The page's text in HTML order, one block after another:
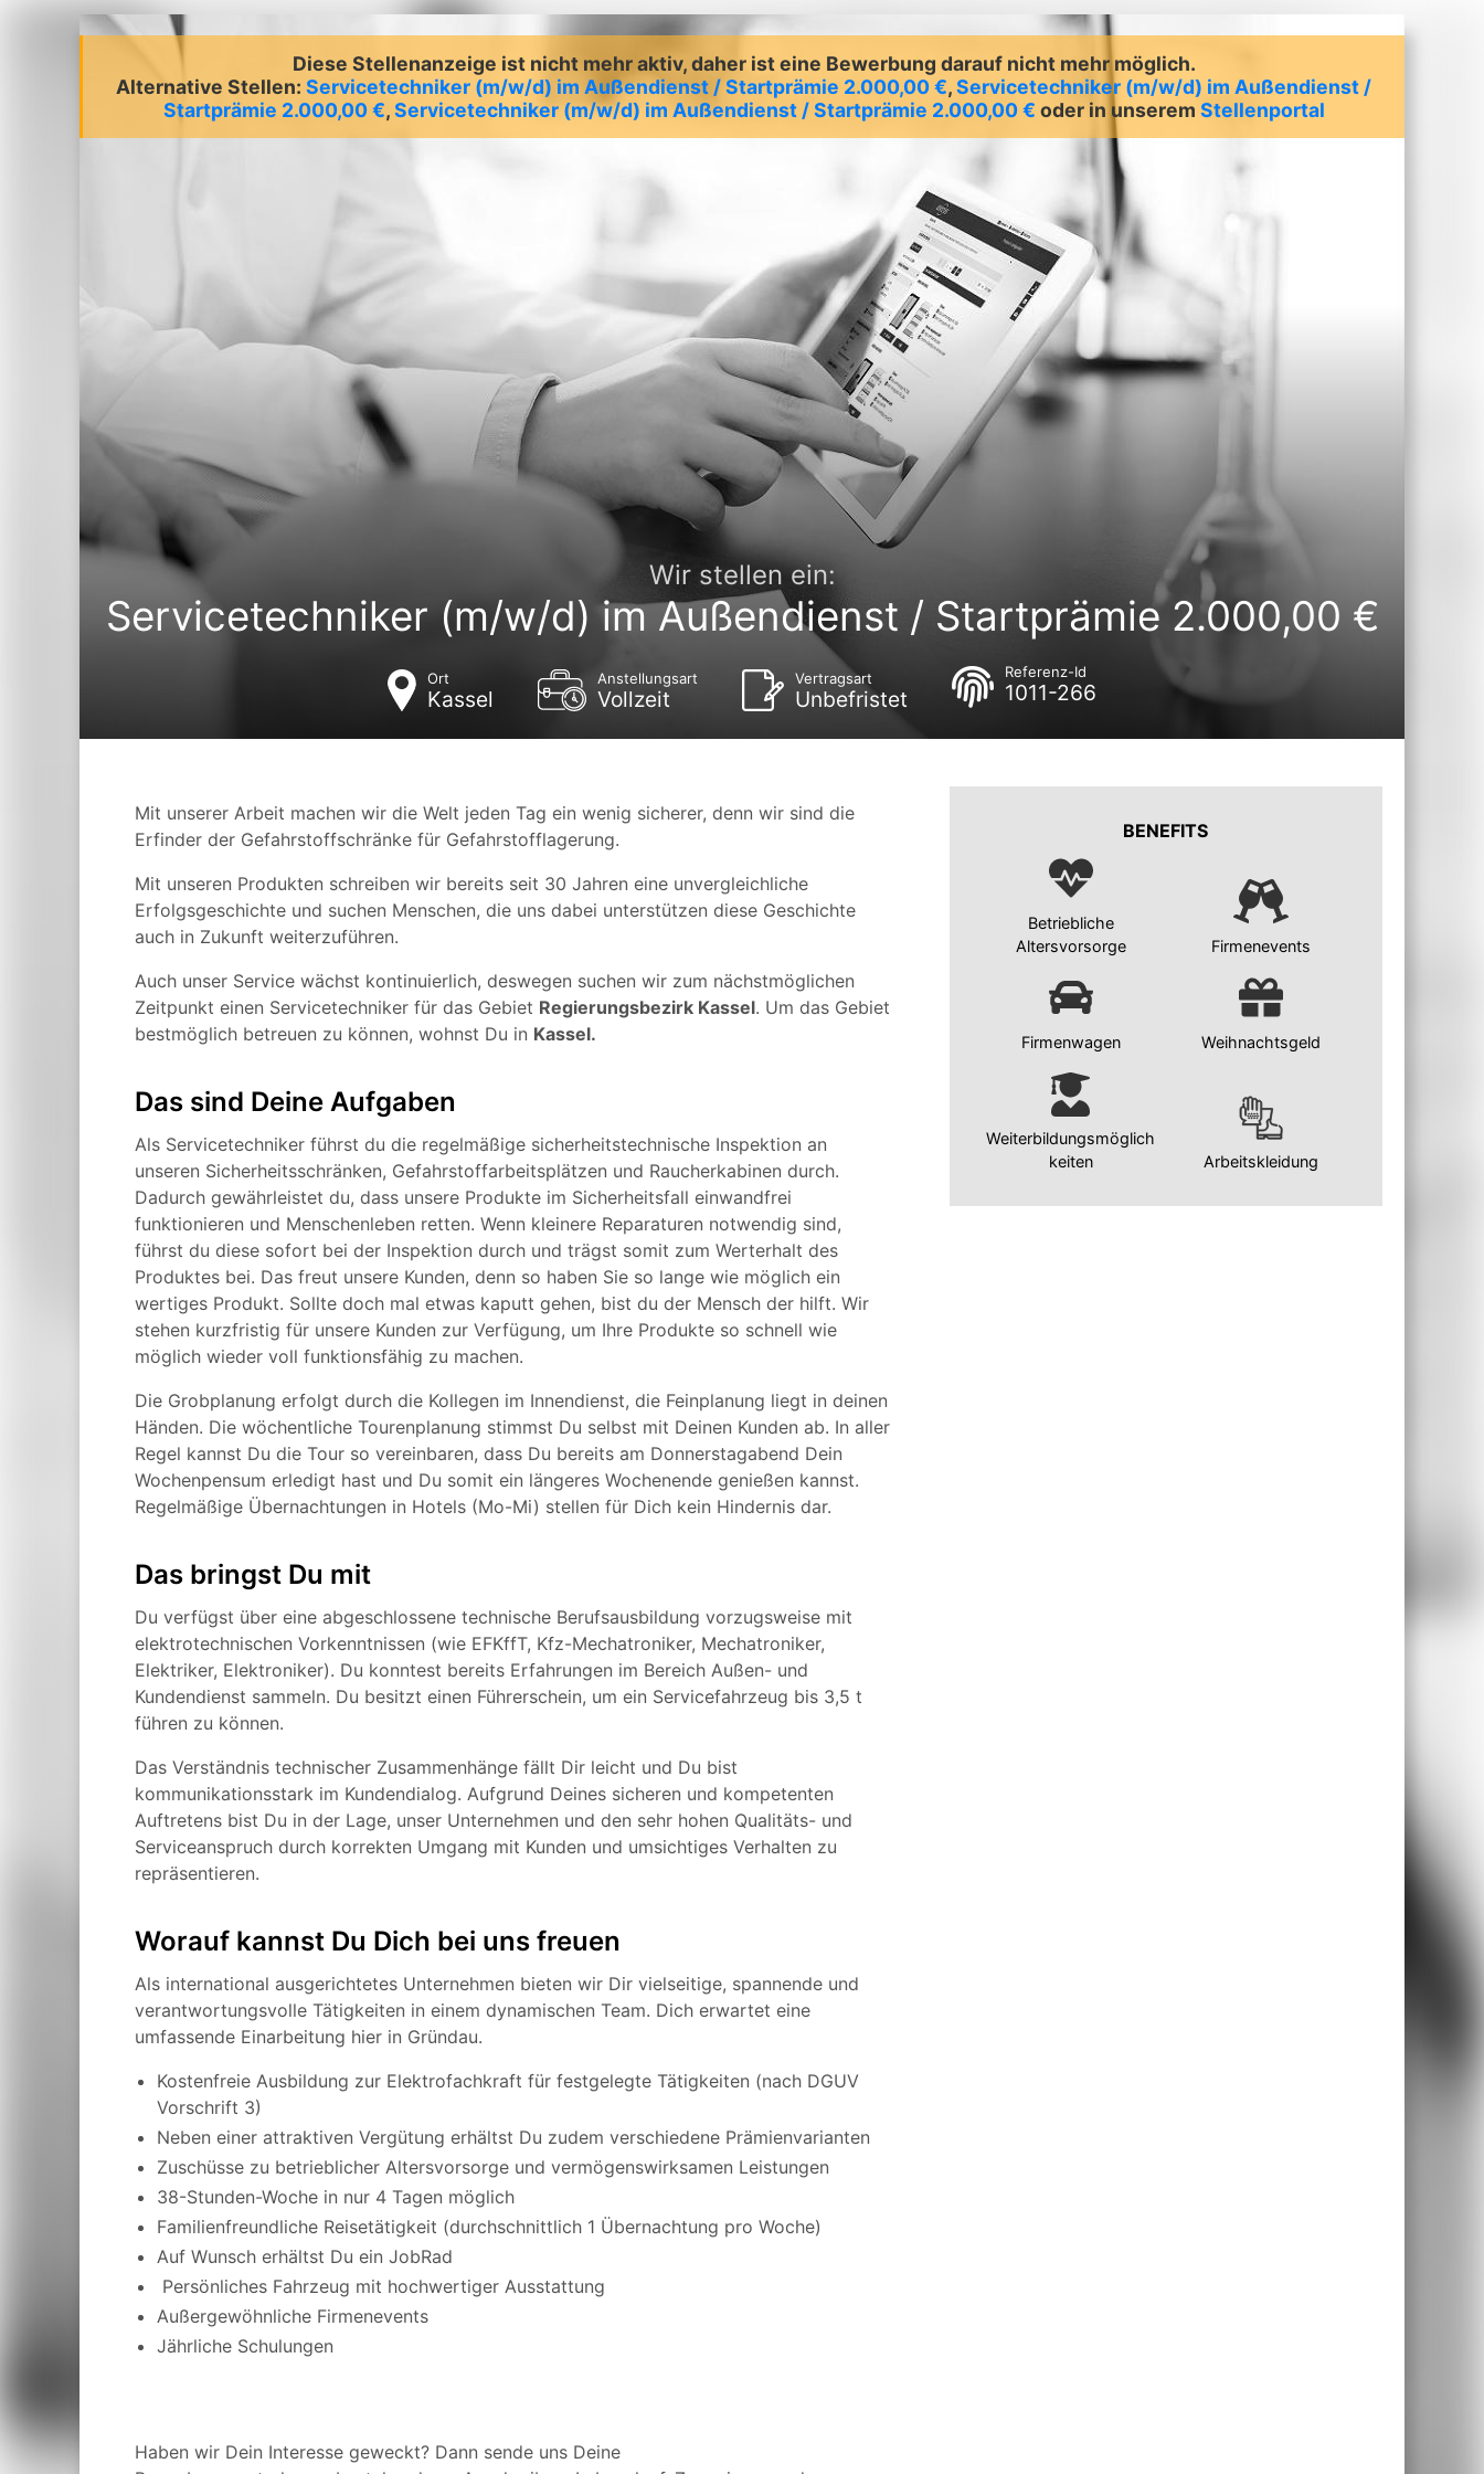
Diese Stellenanzeige ist nicht mehr aktiv, daher ist eine Bewerbung darauf nicht mehr möglich.
Alternative Stellen: Servicetechniker (m/w/d) im Außendienst / Startprämie 2.000,00 €,Servicetechniker (m/w/d) im Außendienst /
Startprämie 2.000,00 €,Servicetechniker (m/w/d) im Außendienst / Startprämie 2.000,00 € oder in unserem Stellenportal
Wir stellen ein:
Servicetechniker (m/w/d) im Außendienst / Startprämie 2.000,00 €
Ort
Kassel
Anstellungsart
Vollzeit
Vertragsart
Unbefristet
Referenz-Id
1011-266
Mit unserer Arbeit machen wir die Welt jeden Tag ein wenig sicherer, denn wir sind die
Erfinder der Gefahrstoffschränke für Gefahrstofflagerung.
Mit unseren Produkten schreiben wir bereits seit 30 Jahren eine unvergleichliche
Erfolgsgeschichte und suchen Menschen, die uns dabei unterstützen diese Geschichte
auch in Zukunft weiterzuführen.
Auch unser Service wächst kontinuierlich, deswegen suchen wir zum nächstmöglichen
Zeitpunkt einen Servicetechniker für das Gebiet Regierungsbezirk Kassel. Um das Gebiet
bestmöglich betreuen zu können, wohnst Du in Kassel.
Das sind Deine Aufgaben
Als Servicetechniker führst du die regelmäßige sicherheitstechnische Inspektion an
unseren Sicherheitsschränken, Gefahrstoffarbeitsplätzen und Raucherkabinen durch.
Dadurch gewährleistet du, dass unsere Produkte im Sicherheitsfall einwandfrei
funktionieren und Menschenleben retten. Wenn kleinere Reparaturen notwendig sind,
führst du diese sofort bei der Inspektion durch und trägst somit zum Werterhalt des
Produktes bei. Das freut unsere Kunden, denn so haben Sie so lange wie möglich ein
wertiges Produkt. Sollte doch mal etwas kaputt gehen, bist du der Mensch der hilft. Wir
stehen kurzfristig für unsere Kunden zur Verfügung, um Ihre Produkte so schnell wie
möglich wieder voll funktionsfähig zu machen.
Die Grobplanung erfolgt durch die Kollegen im Innendienst, die Feinplanung liegt in deinen
Händen. Die wöchentliche Tourenplanung stimmst Du selbst mit Deinen Kunden ab. In aller
Regel kannst Du die Tour so vereinbaren, dass Du bereits am Donnerstagabend Dein
Wochenpensum erledigt hast und Du somit ein längeres Wochenende genießen kannst.
Regelmäßige Übernachtungen in Hotels (Mo-Mi) stellen für Dich kein Hindernis dar.
Das bringst Du mit
Du verfügst über eine abgeschlossene technische Berufsausbildung vorzugsweise mit
elektrotechnischen Vorkenntnissen (wie EFKffT, Kfz-Mechatroniker, Mechatroniker,
Elektriker, Elektroniker). Du konntest bereits Erfahrungen im Bereich Außen- und
Kundendienst sammeln. Du besitzt einen Führerschein, um ein Servicefahrzeug bis 3,5 t
führen zu können.
Das Verständnis technischer Zusammenhänge fällt Dir leicht und Du bist
kommunikationsstark im Kundendialog. Aufgrund Deines sicheren und kompetenten
Auftretens bist Du in der Lage, unser Unternehmen und den sehr hohen Qualitäts- und
Serviceanspruch durch korrekten Umgang mit Kunden und umsichtiges Verhalten zu
repräsentieren.
Worauf kannst Du Dich bei uns freuen
Als international ausgerichtetes Unternehmen bieten wir Dir vielseitige, spannende und
verantwortungsvolle Tätigkeiten in einem dynamischen Team. Dich erwartet eine
umfassende Einarbeitung hier in Gründau.
Kostenfreie Ausbildung zur Elektrofachkraft für festgelegte Tätigkeiten (nach DGUV
Vorschrift 3)
Neben einer attraktiven Vergütung erhältst Du zudem verschiedene Prämienvarianten
Zuschüsse zu betrieblicher Altersvorsorge und vermögenswirksamen Leistungen
38-Stunden-Woche in nur 4 Tagen möglich
Familienfreundliche Reisetätigkeit (durchschnittlich 1 Übernachtung pro Woche)
Auf Wunsch erhältst Du ein JobRad
Persönliches Fahrzeug mit hochwertiger Ausstattung
Außergewöhnliche Firmenevents
Jährliche Schulungen
Haben wir Dein Interesse geweckt? Dann sende uns Deine
BENEFITS
Betriebliche
Altersvorsorge
Firmenevents
Firmenwagen Weihnachtsgeld
Weiterbildungsmöglich
keiten
Arbeitskleidung